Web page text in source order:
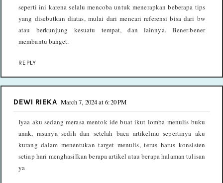
seperti ini karena selalu mencoba untuk menerapkan beberapa tips
yang disebutkan diatas, mulai dari mencari referensi bisa dari bw
atau berkunjung kesuatu tempat, dan lainnya. Bener-bener
membantu banget.
REPLY
DEWI RIEKA March 7, 2024 at 6:20 PM
Iyaa aku sedang merasa mentok ide buat ikut lomba menulis buku
anak, rasanya sedih dan setelah baca artikelmu sepertinya aku
kurang dalam menentukan target menulis, terus harus konsisten
setiap hari menghasilkan berapa artikel atau berapa halaman tulisan
ya